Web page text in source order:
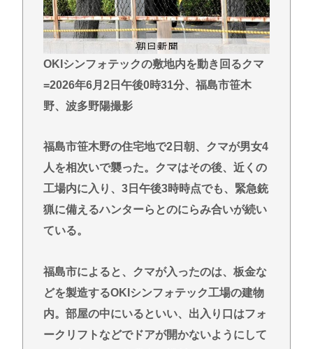
医療脱毛・脱毛サロンを考えてるんだが！脱毛モメ
ンいるか？？
ジャンポケ斉藤「同意があったんです。本当です。
信じて下さい」 ←何でこの主張が通らないの？
(ヽ´ん`)「手術が始まった…大丈夫大丈夫落ち着け」
医師「キャー地震よー！」(;ﾟんﾟ)「！？」
Powered by livedoor 相互RSS
OKIシンフォテックの敷地内を動き回るクマ
=2026年6月2日午後0時31分、福島市笹木
野、波多野陽撮影
福島市笹木野の住宅地で2日朝、クマが男女4
人を相次いで襲った。クマはその後、近くの
工場内に入り、3日午後3時時点でも、緊急銃
猟に備えるハンターらとのにらみ合いが続い
ている。
福島市によると、クマが入ったのは、板金な
どを製造するOKIシンフォテック工場の建物
内。部屋の中にいるといい、出入り口はフォ
ークリフトなどでドアが開かないようにして